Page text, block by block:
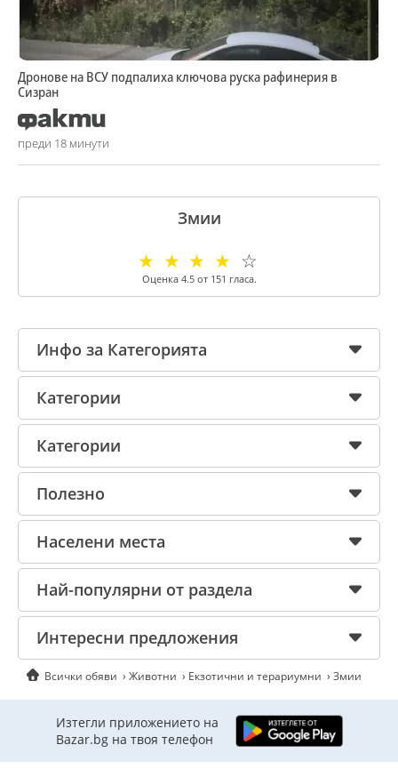
Дронове на ВСУ подпалиха ключова руска рафинерия в
Сизран
преди 18 минути
Змии
☆
☆
☆
☆
☆
Оценка 4.5от 151 гласа.
Инфо за Категорията
Категории
Категории
Полезно
Населени места
Най-популярни от раздела
Интересни предложения
Всички обяви Животни Екзотични и терариумни Змии
Изтегли приложението на
Bazar.bg на твоя телефон